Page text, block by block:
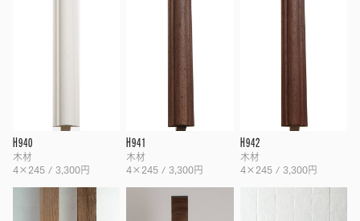
H940
木材
4×245 / 3,300円
H941
木材
4×245 / 3,300円
H942
木材
4×245 / 3,300円